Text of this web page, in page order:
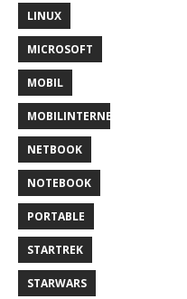
LINUX
MICROSOFT
MOBIL
MOBILINTERNET
NETBOOK
NOTEBOOK
PORTABLE
STARTREK
STARWARS